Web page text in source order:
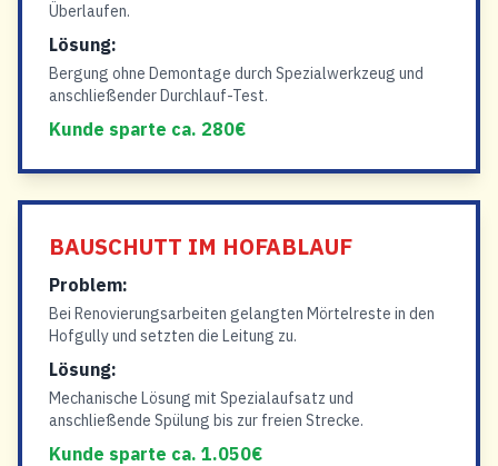
Überlaufen.
Lösung:
Bergung ohne Demontage durch Spezialwerkzeug und
anschließender Durchlauf-Test.
Kunde sparte ca. 280€
BAUSCHUTT IM HOFABLAUF
Problem:
Bei Renovierungsarbeiten gelangten Mörtelreste in den
Hofgully und setzten die Leitung zu.
Lösung:
Mechanische Lösung mit Spezialaufsatz und
anschließende Spülung bis zur freien Strecke.
Kunde sparte ca. 1.050€